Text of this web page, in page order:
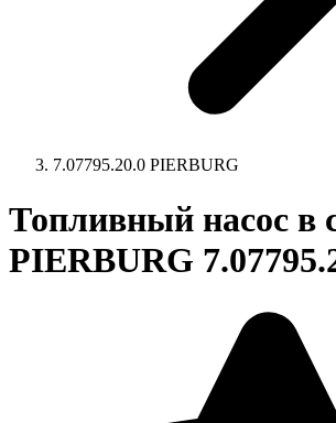
7.07795.20.0 PIERBURG
Топливный насос в
PIERBURG